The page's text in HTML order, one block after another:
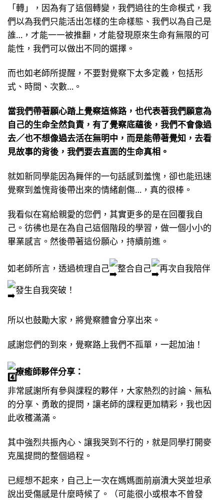
「轉」，因為有了這個轉變，我們過往的生命模式，我
們以為我們只能活出怎樣的生命樣態、我們以為自己是
誰…，才能一一被推翻，才能發現原來生命有無限的可
能性，我們可以做出不同的選擇。
而也如老師所提醒，不要對覺察下太多定義，包括形
式、時間、次數…。
當我們帶著願心踏上覺察這條路，也代表著我們願意為
自己的生命全然負責，有了覺察底蘊後，我們不會像過
去／也不想像過去活在無明中，而是能帶著覺知，去看
見故事的背後，我們要去直面的生命真相。
就如新同學能因為舞伴的一句話感到羞愧，卻也能迅速
覺察到羞愧背後帶出來的情緒創傷…，真的很棒。
我看似在寫給親愛的您們，其實更多的是在回覆我自
己。彷彿也是在為自己這個階段的學習，做一個小小的
畢業感言。然後帶著這份願心，持續前進。
如老師所言，透過梳理自己 整合自己
再次自我陪伴
發生自我突破！
所以也鼓勵大家，將覺察體會分享出來。
感謝您們的到來，覺察路上我們不孤單，一起加油！
療癒師夥伴分享：
非常感謝所有參與課程的夥伴，大家熱烈的討論、無私
的分享、勇敢的提問，讓老師的課程更加精彩，我也因
此收穫滿滿。
其中強烈共振內心、讓我哭到不行的，就是同學打開麥
克風提問的整個過程。
已經想不起來，自己上一次在媽媽面前崩潰大哭並坦承
說出受傷感是什麼時候了。（可能很小或根本不曾發